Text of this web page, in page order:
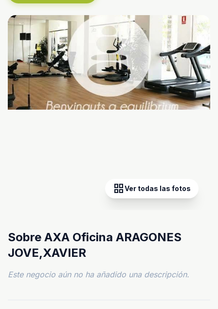
grid_viewVer todas las fotos
Sobre AXA Oficina ARAGONES
JOVE,XAVIER
Este negocio aún no ha añadido una descripción.